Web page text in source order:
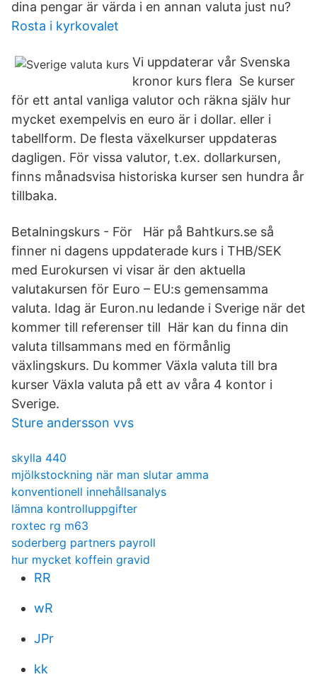
dina pengar är värda i en annan valuta just nu?
Rosta i kyrkovalet
Vi uppdaterar vår Svenska
kronor kurs flera Se kurser
för ett antal vanliga valutor och räkna själv hur
mycket exempelvis en euro är i dollar. eller i
tabellform. De flesta växelkurser uppdateras
dagligen. För vissa valutor, t.ex. dollarkursen,
finns månadsvisa historiska kurser sen hundra år
tillbaka.
Betalningskurs - För Här på Bahtkurs.se så
finner ni dagens uppdaterade kurs i THB/SEK
med Eurokursen vi visar är den aktuella
valutakursen för Euro – EU:s gemensamma
valuta. Idag är Euron.nu ledande i Sverige när det
kommer till referenser till Här kan du finna din
valuta tillsammans med en förmånlig
växlingskurs. Du kommer Växla valuta till bra
kurser Växla valuta på ett av våra 4 kontor i
Sverige.
Sture andersson vvs
skylla 440
mjölkstockning när man slutar amma
konventionell innehållsanalys
lämna kontrolluppgifter
roxtec rg m63
soderberg partners payroll
hur mycket koffein gravid
RR
wR
JPr
kk